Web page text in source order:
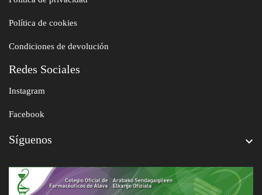
Política de cookies
Condiciones de devolución
Redes Sociales
Instagram
Facebook
Síguenos 